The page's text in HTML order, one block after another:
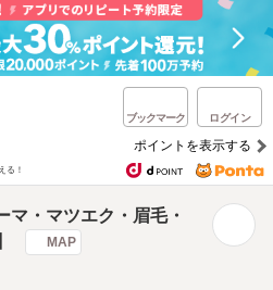
ブックマーク ログイン
ポイントを表示する
る！
・マツエク・眉毛・
MAP